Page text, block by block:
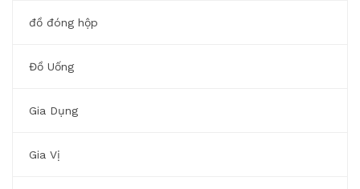
đồ đóng hộp
Đồ Uống
Gia Dụng
Gia Vị